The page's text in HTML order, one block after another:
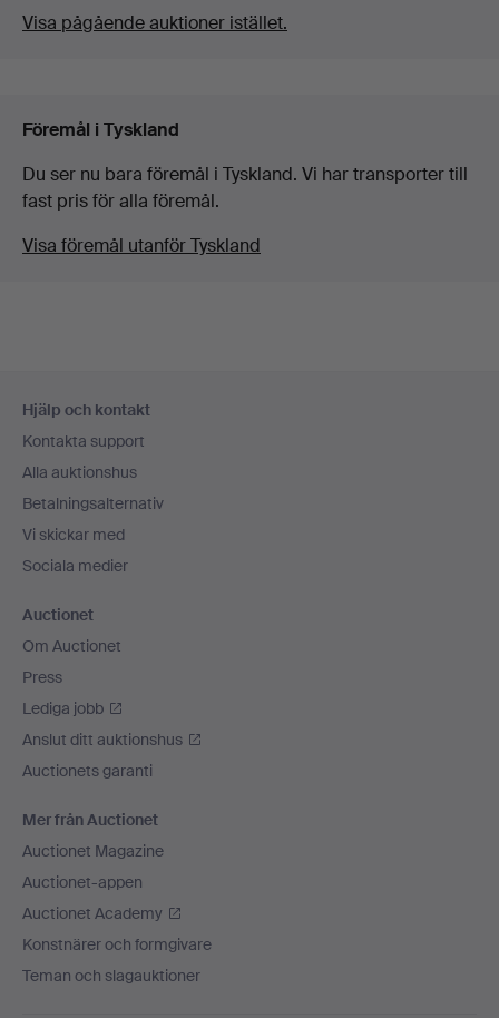
Visa pågående auktioner istället.
Föremål i Tyskland
Du ser nu bara föremål i Tyskland. Vi har transporter till
fast pris för alla föremål.
Visa föremål utanför Tyskland
Hjälp och kontakt
Kontakta support
Alla auktionshus
Betalningsalternativ
Vi skickar med
Sociala medier
Auctionet
Om Auctionet
Press
Lediga jobb
Anslut ditt auktionshus
Auctionets garanti
Mer från Auctionet
Auctionet Magazine
Auctionet-appen
Auctionet Academy
Konstnärer och formgivare
Teman och slagauktioner